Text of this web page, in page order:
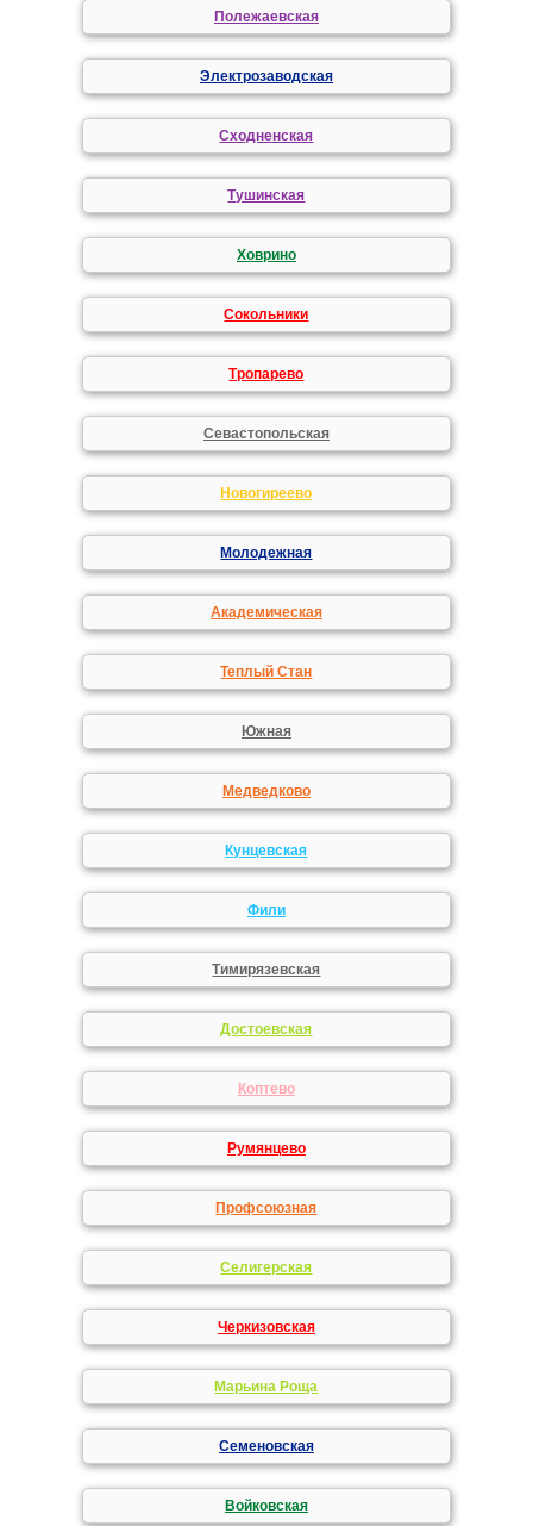
Полежаевская
Электрозаводская
Сходненская
Тушинская
Ховрино
Сокольники
Тропарево
Севастопольская
Новогиреево
Молодежная
Академическая
Теплый Стан
Южная
Медведково
Кунцевская
Фили
Тимирязевская
Достоевская
Коптево
Румянцево
Профсоюзная
Селигерская
Черкизовская
Марьина Роща
Семеновская
Войковская